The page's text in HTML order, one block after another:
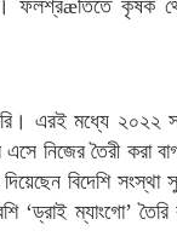
ফলশ্রæতিতে কৃষক
এরই মধ্যে ২০২২
নিজের তৈরী করা
বিদেশি সংস্থা
‘ড্রাই ম্যাংগো’ তৈরি